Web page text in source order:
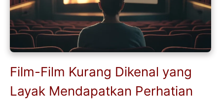
Film-Film Kurang Dikenal yang
Layak Mendapatkan Perhatian